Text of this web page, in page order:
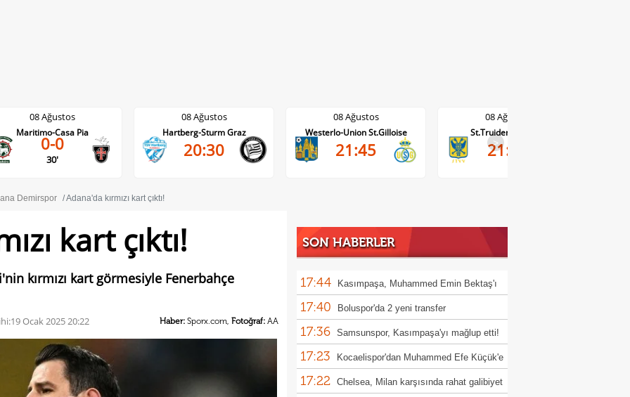
08 Ağustos
Hartberg-Sturm Graz
20:30
08 Ağustos
Westerlo-Union St.Gilloise
21:45
08 Ağustos
St.Truiden-Lommel
21:45
08 Ağustos
Standard Liege-Cercle Brugge
19:15
>
Demirspor Adana'da kırmızı kart çıktı!
kart çıktı!
kırmızı kart görmesiyle Fenerbahçe
19 Ocak 2025 20:22 Haber: Sporx.com, Fotoğraf: AA
SON HABERLER
17:44 Kasımpaşa, Muhammed Emin Bektaş'ı
açıkladı!
17:40 Boluspor'da 2 yeni transfer
17:36 Samsunspor, Kasımpaşa'yı mağlup etti!
17:23 Kocaelispor'dan Muhammed Efe Küçük'e
5 yıllık imza
17:22 Chelsea, Milan karşısında rahat galibiyet